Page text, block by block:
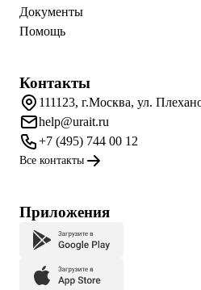
Документы
Помощь
Контакты
111123, г.Москва, ул.
help@urait.ru
+7 (495) 744 00 12
Все контакты
Приложения